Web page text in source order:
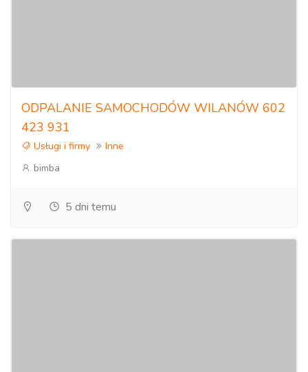
ODPALANIE SAMOCHODÓW WILANÓW 602
423 931
Usługi i firmy
Inne
bimba
5 dni temu